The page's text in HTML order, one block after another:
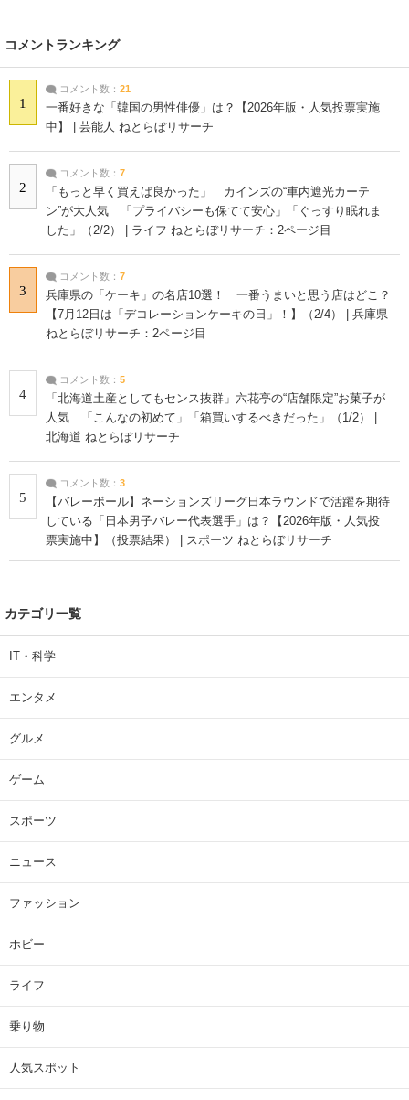
コメントランキング
1
コメント数： 21
一番好きな「韓国の男性俳優」は？【2026年版・人気投票実施
中】 | 芸能人 ねとらぼリサーチ
2
コメント数： 7
「もっと早く買えば良かった」 カインズの“車内遮光カーテ
ン”が大人気 「プライバシーも保てて安心」「ぐっすり眠れま
した」（2/2） | ライフ ねとらぼリサーチ：2ページ目
3
コメント数： 7
兵庫県の「ケーキ」の名店10選！ 一番うまいと思う店はどこ？
【7月12日は「デコレーションケーキの日」！】（2/4） | 兵庫県
ねとらぼリサーチ：2ページ目
4
コメント数： 5
「北海道土産としてもセンス抜群」六花亭の“店舗限定”お菓子が
人気 「こんなの初めて」「箱買いするべきだった」（1/2） |
北海道 ねとらぼリサーチ
5
コメント数： 3
【バレーボール】ネーションズリーグ日本ラウンドで活躍を期待
している「日本男子バレー代表選手」は？【2026年版・人気投
票実施中】（投票結果） | スポーツ ねとらぼリサーチ
カテゴリ一覧
IT・科学
エンタメ
グルメ
ゲーム
スポーツ
ニュース
ファッション
ホビー
ライフ
乗り物
人気スポット